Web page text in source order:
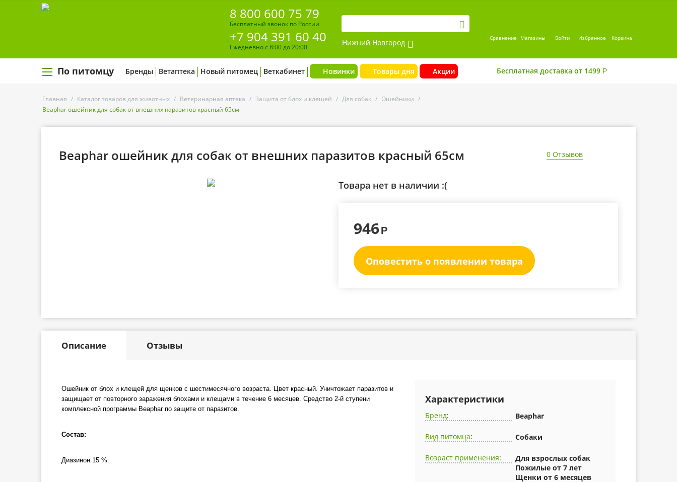
8 800 600 75 79
Бесплатный звонок по России
+7 904 391 60 40
Ежедневно с 8:00 до 20:00 Нижний Новгород Сравнение Магазины Войти Избранное Корзина
По питомцу Бренды Ветаптека Новый питомец Веткабинет Новинки Товары дня Акции Бесплатная доставка от 1499 Р
Главная / Каталог товаров для животных / Ветеринарная аптека / Защита от блох и клещей / Для собак / Ошейники /
Beaphar ошейник для собак от внешних паразитов красный 65см
Beaphar ошейник для собак от внешних паразитов красный 65см 0 Отзывов
Товара нет в наличии :(
946Р
Оповестить о появлении товара
Описание Отзывы
Ошейник от блох и клещей для щенков с шестимесячного возраста. Цвет красный. Уничтожает паразитов и
защищает от повторного заражения блохами и клещами в течение 6 месяцев. Средство 2-й ступени
комплексной программы Beaphar по защите от паразитов.
Состав:
Диазинон 15 %.
Характеристики
Бренд: Beaphar
Вид питомца: Собаки
Возраст применения:
Для взрослых собак
Пожилые от 7 лет
Щенки от 6 месяцев